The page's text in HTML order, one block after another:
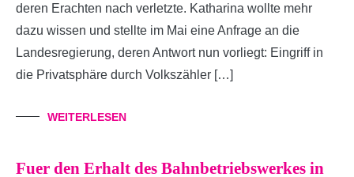
deren Erachten nach verletzte. Katharina wollte mehr
dazu wissen und stellte im Mai eine Anfrage an die
Landesregierung, deren Antwort nun vorliegt: Eingriff in
die Privatsphäre durch Volkszähler […]
WEITERLESEN
Fuer den Erhalt des Bahnbetriebswerkes in